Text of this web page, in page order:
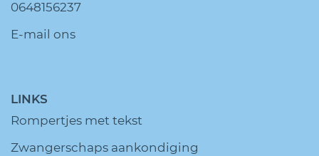
0648156237
E-mail ons
LINKS
Rompertjes met tekst
Zwangerschaps aankondiging